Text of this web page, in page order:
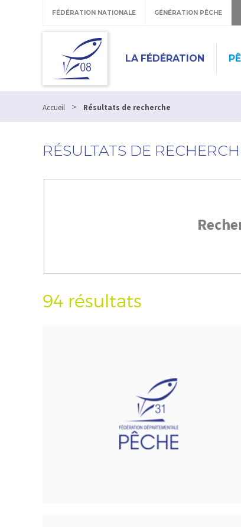
FÉDÉRATION NATIONALE GÉNÉRATION PÊCHE
LA FÉDÉRATION
Accueil > Résultats de recherche
RÉSULTATS DE
94 résultats